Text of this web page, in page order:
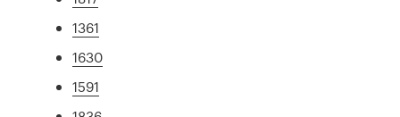
1361
1630
1591